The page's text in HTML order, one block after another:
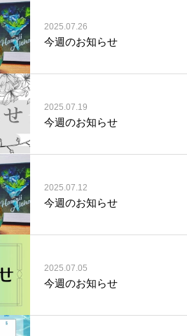
2025.07.26
今週のお知らせ
2025.07.19
今週のお知らせ
2025.07.12
今週のお知らせ
2025.07.05
今週のお知らせ